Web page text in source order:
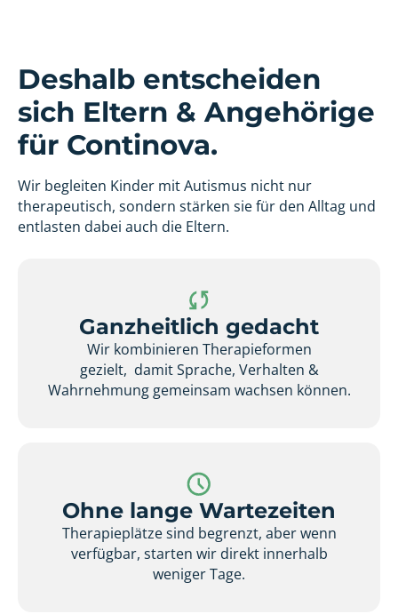
Deshalb entscheiden
sich Eltern & Angehörige
für Continova.
Wir begleiten Kinder mit Autismus nicht nur
therapeutisch, sondern stärken sie für den Alltag und
entlasten dabei auch die Eltern.
Ganzheitlich gedacht
Wir kombinieren Therapieformen
gezielt, damit Sprache, Verhalten &
Wahrnehmung gemeinsam wachsen können.
Ohne lange Wartezeiten
Therapieplätze sind begrenzt, aber wenn
verfügbar, starten wir direkt innerhalb
weniger Tage.